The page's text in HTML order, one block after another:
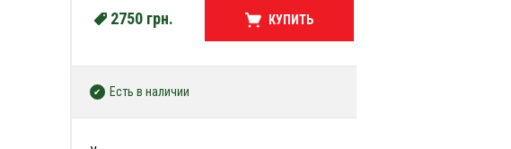
2750 грн. КУПИТЬ
Есть в наличии